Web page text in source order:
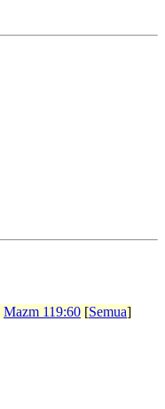
Mazm 119:60 [Semua]